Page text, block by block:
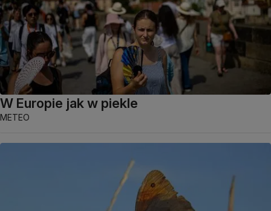
W Europie jak w piekle
METEO